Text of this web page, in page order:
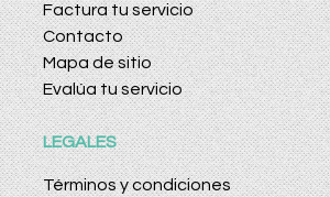
Factura tu servicio
Contacto
Mapa de sitio
Evalúa tu servicio
LEGALES
Términos y condiciones